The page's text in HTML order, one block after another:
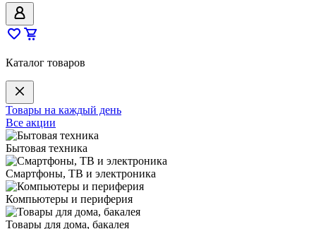
Каталог товаров
Товары на каждый день
Все акции
Бытовая техника
Смартфоны, ТВ и электроника
Компьютеры и периферия
Товары для дома, бакалея